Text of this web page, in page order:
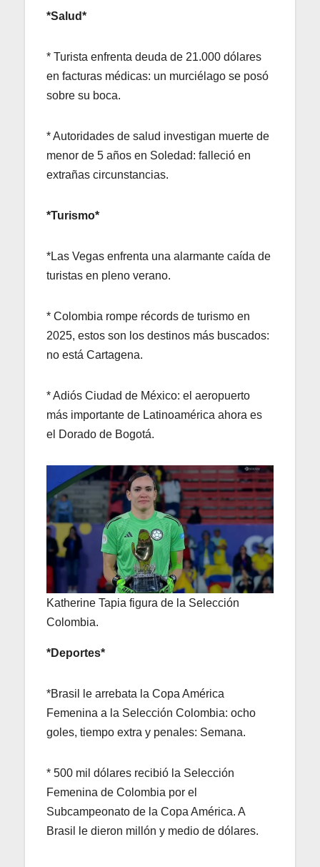
*Salud*
* Turista enfrenta deuda de 21.000 dólares
en facturas médicas: un murciélago se posó
sobre su boca.
* Autoridades de salud investigan muerte de
menor de 5 años en Soledad: falleció en
extrañas circunstancias.
*Turismo*
*Las Vegas enfrenta una alarmante caída de
turistas en pleno verano.
* Colombia rompe récords de turismo en
2025, estos son los destinos más buscados:
no está Cartagena.
* Adiós Ciudad de México: el aeropuerto
más importante de Latinoamérica ahora es
el Dorado de Bogotá.
Katherine Tapia figura de la Selección
Colombia.
*Deportes*
*Brasil le arrebata la Copa América
Femenina a la Selección Colombia: ocho
goles, tiempo extra y penales: Semana.
* 500 mil dólares recibió la Selección
Femenina de Colombia por el
Subcampeonato de la Copa América. A
Brasil le dieron millón y medio de dólares.